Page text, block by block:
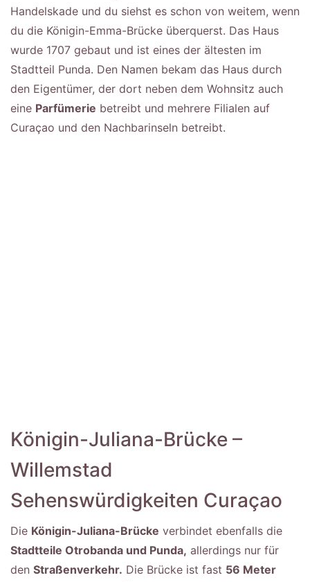
Handelskade und du siehst es schon von weitem, wenn
du die Königin-Emma-Brücke überquerst. Das Haus
wurde 1707 gebaut und ist eines der ältesten im
Stadtteil Punda. Den Namen bekam das Haus durch
den Eigentümer, der dort neben dem Wohnsitz auch
eine Parfümerie betreibt und mehrere Filialen auf
Curaçao und den Nachbarinseln betreibt.
Königin-Juliana-Brücke –
Willemstad
Sehenswürdigkeiten Curaçao
Die Königin-Juliana-Brücke verbindet ebenfalls die
Stadtteile Otrobanda und Punda, allerdings nur für
den Straßenverkehr. Die Brücke ist fast 56 Meter